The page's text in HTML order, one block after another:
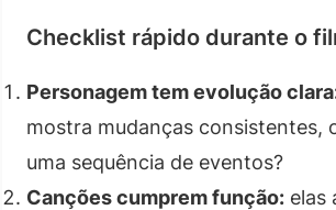
Checklist rápido durante o
Personagem tem evolução
mostra mudanças consistentes,
uma sequência de eventos?
Canções cumprem função: elas